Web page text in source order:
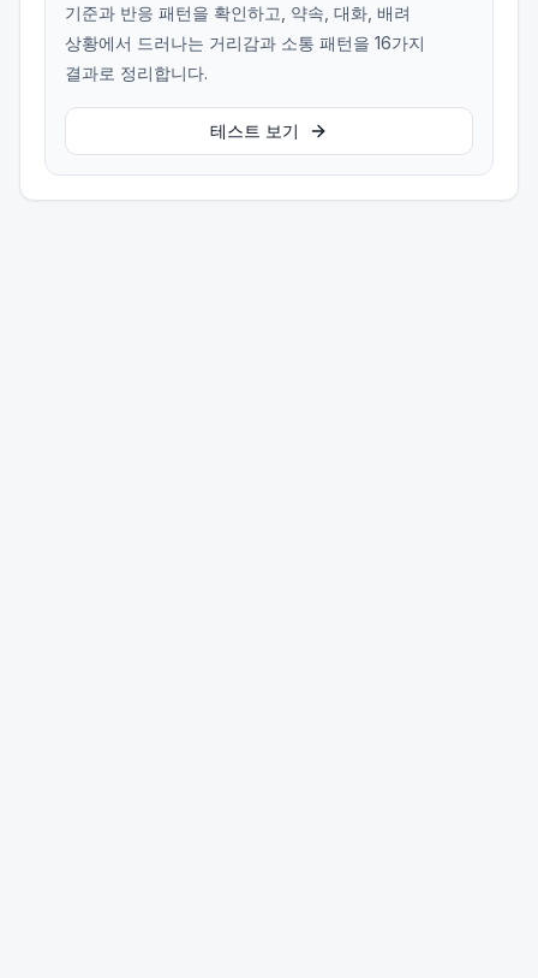
기준과 반응 패턴을 확인하고, 약속, 대화, 배려
상황에서 드러나는 거리감과 소통 패턴을 16가지
결과로 정리합니다.
테스트 보기